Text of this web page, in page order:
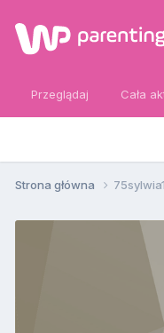
Przeglądaj Cała
Strona główna 75sylwia1